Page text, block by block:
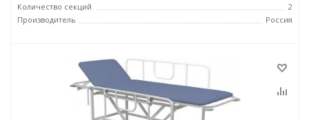
Количество секций
2
Производитель
Россия